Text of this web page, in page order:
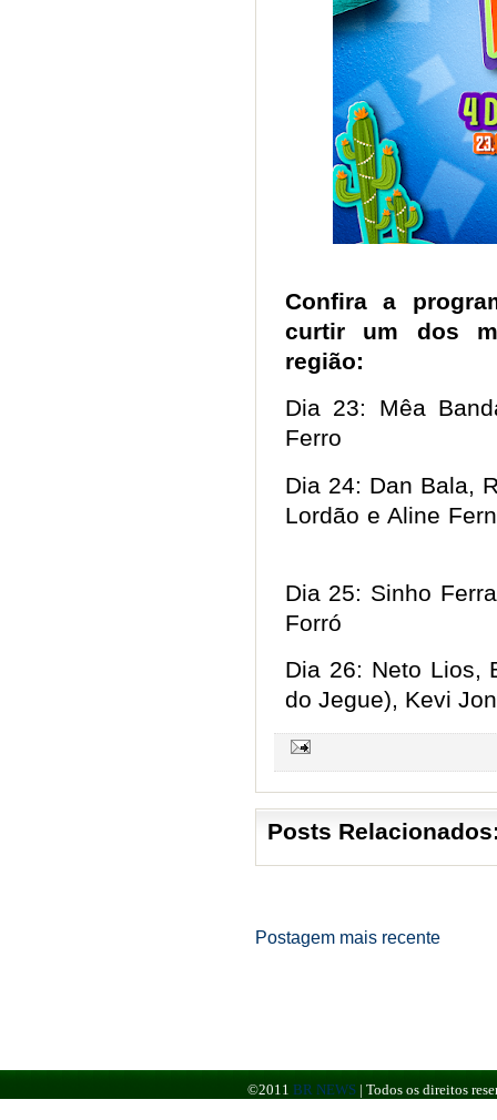
Confira a
curtir um dos
região:
Dia 23: Mêa
Ferro
Dia 24: Dan Bala,
Lordão e Aline
Dia 25: Sinho
Forró
Dia 26: Neto Lios,
do Jegue), Kevi
Posts
Postagem mais recente
©2011 BR NEWS | Todos os direitos